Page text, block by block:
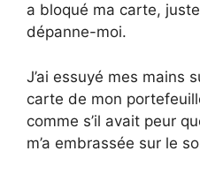
a bloqué ma carte,
dépanne-moi.
J’ai essuyé mes mains
carte de mon
comme s’il avait peur
m’a embrassée sur le